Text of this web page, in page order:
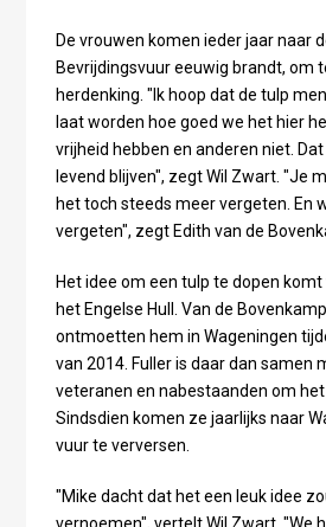
De vrouwen komen ieder jaar naar
Bevrijdingsvuur eeuwig brandt, om
herdenking. "Ik hoop dat de tulp
laat worden hoe goed we het hier
vrijheid hebben en anderen niet.
levend blijven", zegt Wil Zwart. "Je
het toch steeds meer vergeten. En
vergeten", zegt Edith van de
Het idee om een tulp te dopen komt
het Engelse Hull. Van de
ontmoetten hem in Wageningen
van 2014. Fuller is daar dan samen
veteranen en nabestaanden om het
Sindsdien komen ze jaarlijks naar
vuur te verversen.
"Mike dacht dat het een leuk idee
vernoemen", vertelt Wil Zwart. "We